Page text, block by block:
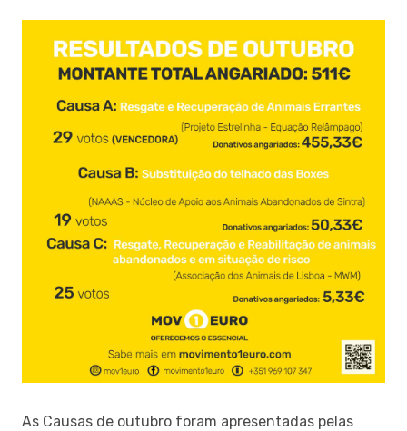
As Causas de outubro foram apresentadas pelas